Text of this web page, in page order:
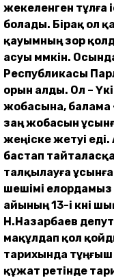
жекеленген тұлға
болады. Бірақ ол
қауымның зор
асуы мүмкін.
Республикасы
орын алды. Ол ­–
жобасына, балама
заң жобасын
жеңіске жетуі
бастап тайталасқа
талқылауға
шешімі
айының 13-і күні
Н.Назарбаев
мақұлдап қол
тарихында тұңғыш
құжат ретінде